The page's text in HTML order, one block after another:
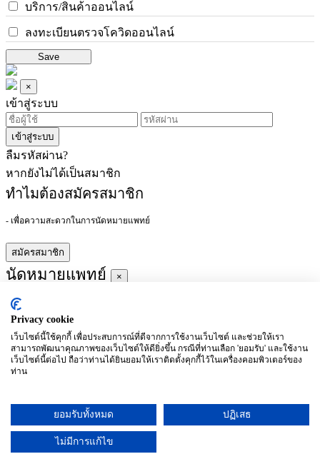
บริการ/สินค้าออนไลน์
ลงทะเบียนตรวจโควิดออนไลน์
Save
×
เข้าสู่ระบบ
เข้าสู่ระบบ
ลืมรหัสผ่าน?
หากยังไม่ได้เป็นสมาชิก
ทำไมต้องสมัครสมาชิก
- เพื่อความสะดวกในการนัดหมายแพทย์
สมัครสมาชิก
นัดหมายแพทย์ ×
ผู้ชำนาญการ
ประจำ :
อาทิตย์
จันทร์
(27/09)
อังคาร
(28/09)
พุธ
พฤหัสบดี
ศุกร์
เสาร์
Privacy cookie
เว็บไซต์นี้ใช้คุกกี้ เพื่อประสบการณ์ที่ดีจากการใช้งานเว็บไซต์ และช่วยให้เรา
สามารถพัฒนาคุณภาพของเว็บไซต์ให้ดียิ่งขึ้น กรณีที่ท่านเลือก 'ยอมรับ' และใช้งาน
เว็บไซต์นี้ต่อไป ถือว่าท่านได้ยินยอมให้เราติดตั้งคุกกี้ไว้ในเครื่องคอมพิวเตอร์ของ
ท่าน
ยอมรับทั้งหมด ปฏิเสธ
ไม่มีการแก้ไข